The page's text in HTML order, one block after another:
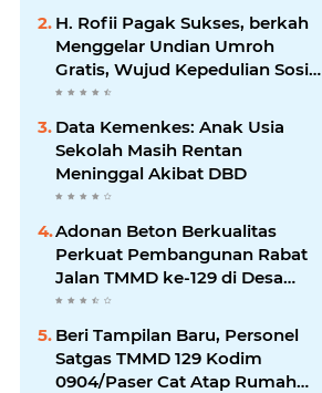
H. Rofii Pagak Sukses, berkah
Menggelar Undian Umroh
Gratis, Wujud Kepedulian Sosial
berbagi.
Data Kemenkes: Anak Usia
Sekolah Masih Rentan
Meninggal Akibat DBD
Adonan Beton Berkualitas
Perkuat Pembangunan Rabat
Jalan TMMD ke-129 di Desa
Ledoktempuro
Beri Tampilan Baru, Personel
Satgas TMMD 129 Kodim
0904/Paser Cat Atap Rumah